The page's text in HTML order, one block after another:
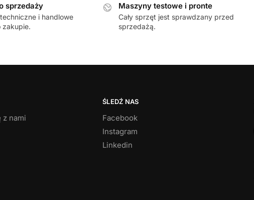
sprzedaży
i handlowe
zakupie.
Maszyny testowe i pronte
Cały sprzęt jest sprawdzany przed
sprzedażą.
z nami
ŚLEDŹ NAS
Facebook
Instagram
Linkedin